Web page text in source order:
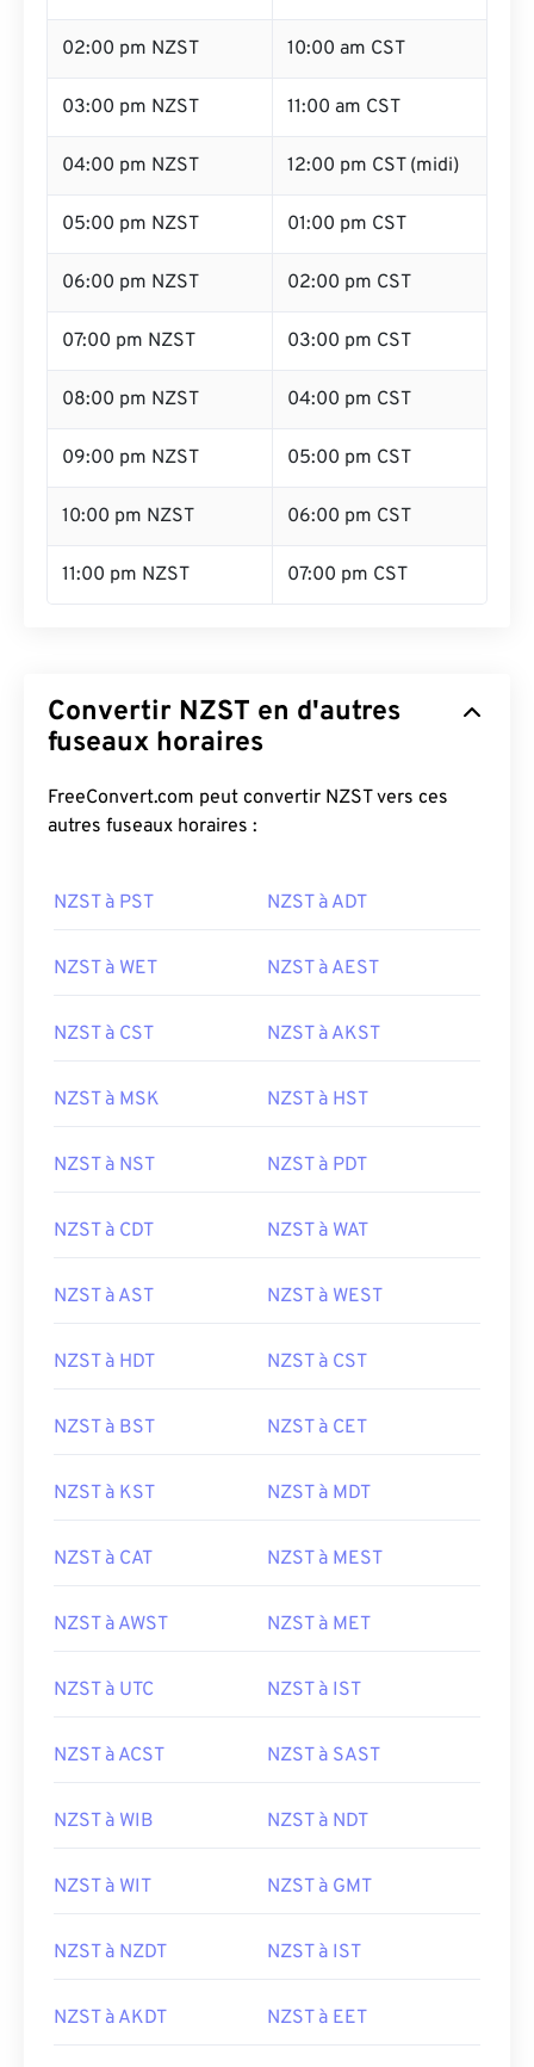
02:00 pm NZST 10:00 am CST
03:00 pm NZST 11:00 am CST
04:00 pm NZST 12:00 pm CST (midi)
05:00 pm NZST 01:00 pm CST
06:00 pm NZST 02:00 pm CST
07:00 pm NZST 03:00 pm CST
08:00 pm NZST 04:00 pm CST
09:00 pm NZST 05:00 pm CST
10:00 pm NZST 06:00 pm CST
11:00 pm NZST 07:00 pm CST
Convertir NZST en d'autres
fuseaux horaires
FreeConvert.com peut convertir NZST vers ces
autres fuseaux horaires :
NZST à PST NZST à ADT
NZST à WET NZST à AEST
NZST à CST NZST à AKST
NZST à MSK NZST à HST
NZST à NST NZST à PDT
NZST à CDT NZST à WAT
NZST à AST NZST à WEST
NZST à HDT NZST à CST
NZST à BST NZST à CET
NZST à KST NZST à MDT
NZST à CAT NZST à MEST
NZST à AWST NZST à MET
NZST à UTC NZST à IST
NZST à ACST NZST à SAST
NZST à WIB NZST à NDT
NZST à WIT NZST à GMT
NZST à NZDT NZST à IST
NZST à AKDT NZST à EET